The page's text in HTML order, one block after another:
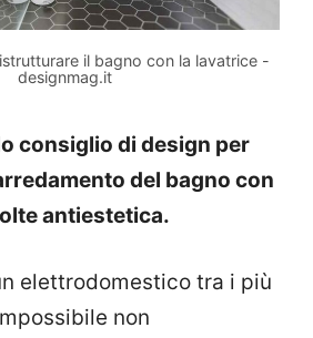
il bagno con la lavatrice -
designmag.it
consiglio di design per
del bagno con
antiestetica.
elettrodomestico tra i più
non